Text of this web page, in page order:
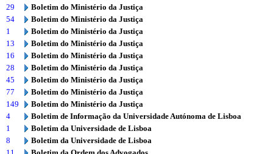
29
Boletim do Ministério da Justiça
54
Boletim do Ministério da Justiça
1
Boletim do Ministério da Justiça
13
Boletim do Ministério da Justiça
16
Boletim do Ministério da Justiça
28
Boletim do Ministério da Justiça
45
Boletim do Ministério da Justiça
77
Boletim do Ministério da Justiça
149
Boletim do Ministério da Justiça
4
Boletim de Informação da Universidade Autónoma de Lisboa
1
Boletim da Universidade de Lisboa
8
Boletim da Universidade de Lisboa